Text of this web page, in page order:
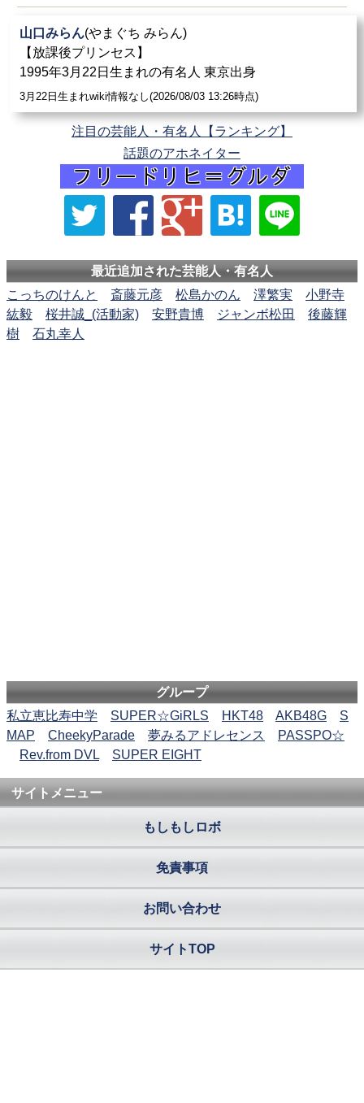
山口みらん(やまぐち みらん)
【放課後プリンセス】
1995年3月22日生まれの有名人 東京出身
3月22日生まれwiki情報なし(2026/08/03 13:26時点)
注目の芸能人・有名人【ランキング】
話題のアホネイター
最近追加された芸能人・有名人
こっちのけんと
斎藤元彦 松島かのん 澤繁実
小野寺
紘毅
桜井誠_(活動家) 安野貴博 ジャンボ松田
後藤輝
樹
石丸幸人
グループ
私立恵比寿中学
SUPER☆GiRLS HKT48 AKB48G
S
MAP
CheekyParade 夢みるアドレセンス
PASSPO☆
Rev.from DVL
SUPER EIGHT
サイトメニュー
もしもしロボ
免責事項
お問い合わせ
サイトTOP